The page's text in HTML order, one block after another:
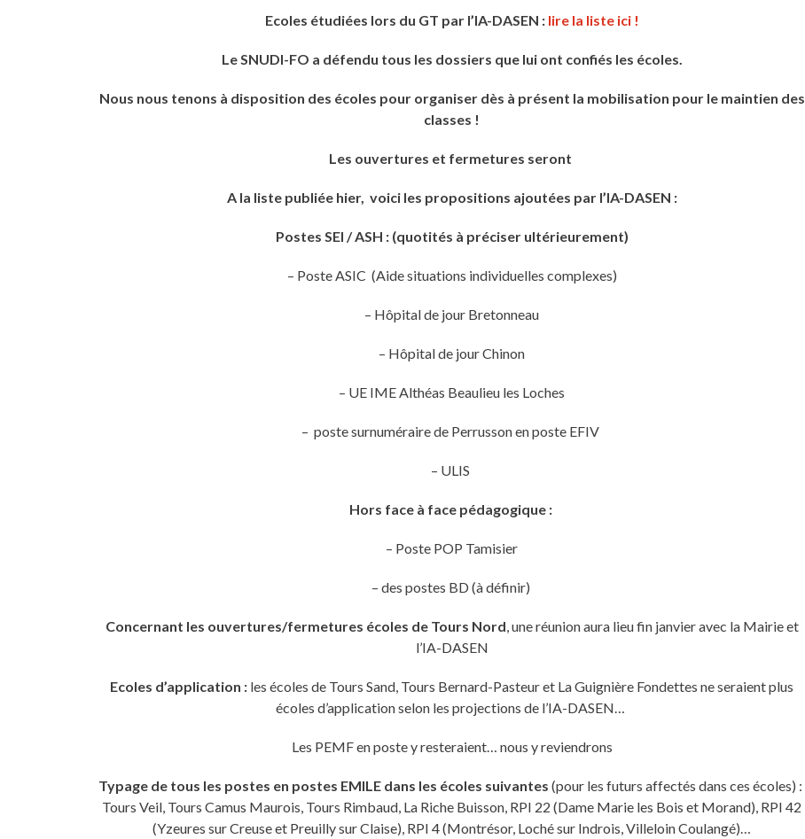
Ecoles étudiées lors du GT par l’IA-DASEN : lire la liste ici !
Le SNUDI-FO a défendu tous les dossiers que lui ont confiés les écoles.
Nous nous tenons à disposition des écoles pour organiser dès à présent la mobilisation pour le maintien des
classes !
Les ouvertures et fermetures seront
A la liste publiée hier, voici les propositions ajoutées par l’IA-DASEN :
Postes SEI / ASH : (quotités à préciser ultérieurement)
– Poste ASIC (Aide situations individuelles complexes)
– Hôpital de jour Bretonneau
– Hôpital de jour Chinon
– UE IME Althéas Beaulieu les Loches
– poste surnuméraire de Perrusson en poste EFIV
– ULIS
Hors face à face pédagogique :
– Poste POP Tamisier
– des postes BD (à définir)
Concernant les ouvertures/fermetures écoles de Tours Nord , une réunion aura lieu fin janvier avec la Mairie et
l’IA-DASEN
Ecoles d’application : les écoles de Tours Sand, Tours Bernard-Pasteur et La Guignière Fondettes ne seraient plus
écoles d’application selon les projections de l’IA-DASEN…
Les PEMF en poste y resteraient… nous y reviendrons
Typage de tous les postes en postes EMILE dans les écoles suivantes(pour les futurs affectés dans ces écoles) :
Tours Veil, Tours Camus Maurois, Tours Rimbaud, La Riche Buisson, RPI 22 (Dame Marie les Bois et Morand), RPI 42
(Yzeures sur Creuse et Preuilly sur Claise), RPI 4 (Montrésor, Loché sur Indrois, Villeloin Coulangé)…